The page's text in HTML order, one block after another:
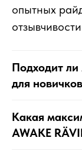
опытных
Подходит
для
Какая
AWAKE